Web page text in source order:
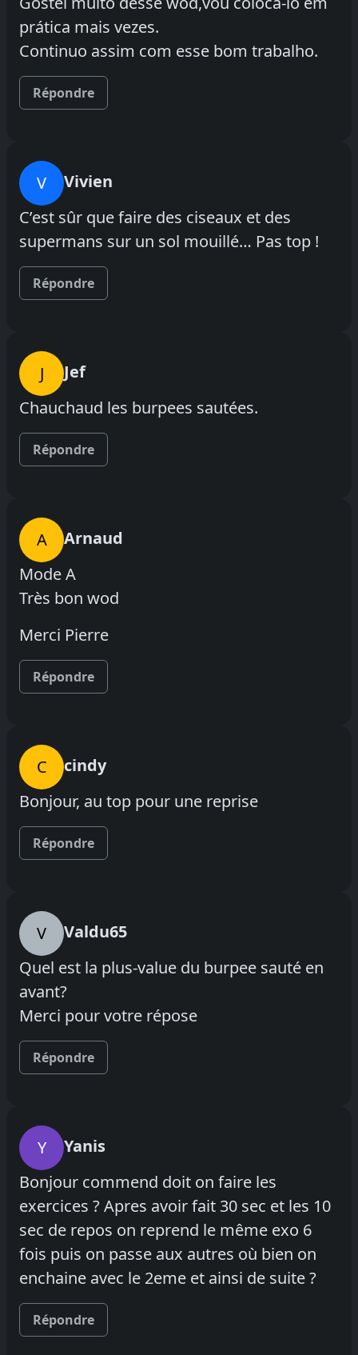
prática mais vezes.
Continuo assim com esse bom trabalho.
Répondre
V
Vivien
C’est sûr que faire des ciseaux et des
supermans sur un sol mouillé… Pas top !
Répondre
J
Jef
Chauchaud les burpees sautées.
Répondre
A
Arnaud
Mode A
Très bon wod
Merci Pierre
Répondre
C
cindy
Bonjour, au top pour une reprise
Répondre
V
Valdu65
Quel est la plus-value du burpee sauté en
avant?
Merci pour votre répose
Répondre
Y
Yanis
Bonjour commend doit on faire les
exercices ? Apres avoir fait 30 sec et les 10
sec de repos on reprend le même exo 6
fois puis on passe aux autres où bien on
enchaine avec le 2eme et ainsi de suite ?
Répondre